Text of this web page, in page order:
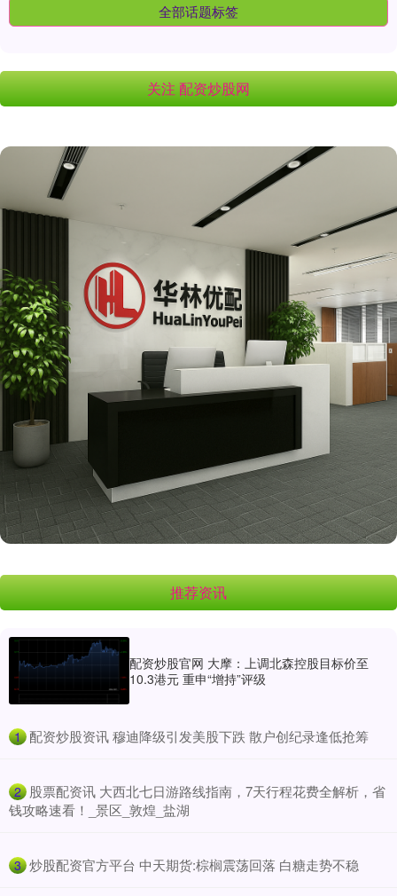
全部话题标签
关注 配资炒股网
推荐资讯
配资炒股官网 大摩：上调北森控股目标价至
10.3港元 重申“增持”评级
1 ​配资炒股资讯 穆迪降级引发美股下跌 散户创纪录逢低抢筹
2 ​股票配资讯 大西北七日游路线指南，7天行程花费全解析，省
钱攻略速看！_景区_敦煌_盐湖
3 ​炒股配资官方平台 中天期货:棕榈震荡回落 白糖走势不稳